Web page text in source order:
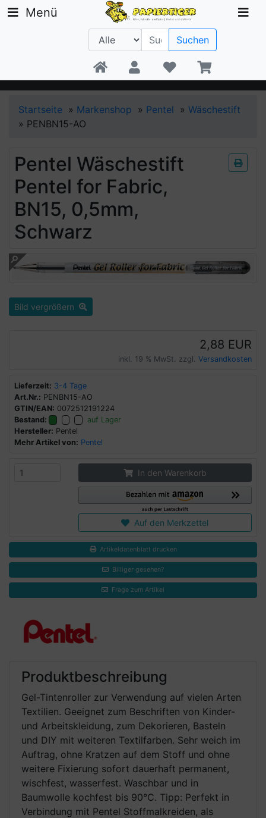
Beratung +49 30 1300 6481
Menü
Suchen
Startseite » Markenshop » Pentel » Wäschestift
» PENBN15-AO
Pentel Wäschestift
Pentel for Fabric,
BN15, 0,5mm,
Schwarz
Bild vergrößern
2,88 EUR
inkl. 19 % MwSt. zzgl. Versandkosten
Lieferzeit: 3-4 Tage
Art.Nr.: PENBN15-AO
GTIN/EAN: 0072512191224
Bestand:
auf Lager
Hersteller: Pentel
Mehr Artikel von: Pentel
In den Warenkorb
Auf den Merkzettel
Artikeldatenblatt drucken
Billiger gesehen?
Frage zum Artikel
Produktbeschreibung
Gel-Tintenroller zur Verwendung auf vielen Arten
Textilien. Geeignet zum Beschriften von Kinder-
und Arbeitskleidung, zum Dekorieren, Basteln
und DIY mit weiteren Textilfarben. Sehr weich im
Auftrag, ohne Kratzen auf dem Stoff und ohne
weitere Fixierung sofort dauerhaft permanent,
wischfest, wasserfest. Waschbar und in
Baumwolle kochfest bis 90°C. Tipp: Perfekt in
Verbindung mit Pentel Stoffmalkreiden, als